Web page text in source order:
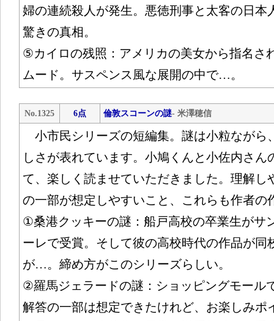
婦の連続殺人が発生。悪徳刑事と太客の日
驚きの真相。
⑤カイロの残照：アメリカの美女から指名さ
ムード。サスペンス風な展開の中で…。
No.1325 6点 倫敦スコーンの謎- 米澤穂信
小市民シリーズの短編集。謎は小粒ながら
しさが表れています。小鳩くんと小佐内さん
て、楽しく読ませていただきました。理解し
の一部が想定しやすいこと、これらも作者の
①桑港クッキーの謎：船戸高校の卒業生がサ
ーレで受賞。そして彼の高校時代の作品が同
が…。締め方がこのシリーズらしい。
②羅馬ジェラードの謎：ショッピングモール
解答の一部は想定できたけれど、お楽しみポ